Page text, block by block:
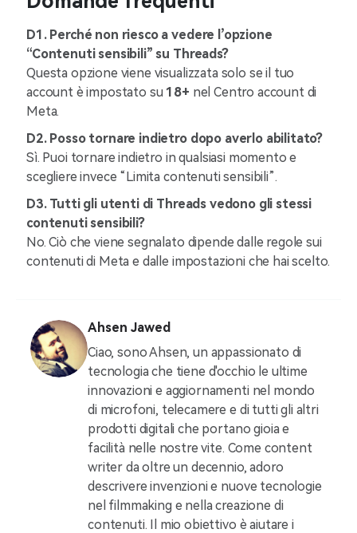
D1. Perché non riesco a vedere l’opzione
“Contenuti sensibili” su Threads?
Questa opzione viene visualizzata solo se il tuo
account è impostato su 18+ nel Centro account di
Meta.
D2. Posso tornare indietro dopo averlo abilitato?
Sì. Puoi tornare indietro in qualsiasi momento e
scegliere invece “Limita contenuti sensibili”.
D3. Tutti gli utenti di Threads vedono gli stessi
contenuti sensibili?
No. Ciò che viene segnalato dipende dalle regole sui
contenuti di Meta e dalle impostazioni che hai scelto.
Ahsen Jawed
Ciao, sono Ahsen, un appassionato di
tecnologia che tiene d'occhio le ultime
innovazioni e aggiornamenti nel mondo
di microfoni, telecamere e di tutti gli altri
prodotti digitali che portano gioia e
facilità nelle nostre vite. Come content
writer da oltre un decennio, adoro
descrivere invenzioni e nuove tecnologie
nel filmmaking e nella creazione di
contenuti. Il mio obiettivo è aiutare i